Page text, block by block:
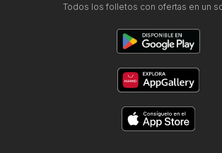
Todos los folletos con ofertas en un